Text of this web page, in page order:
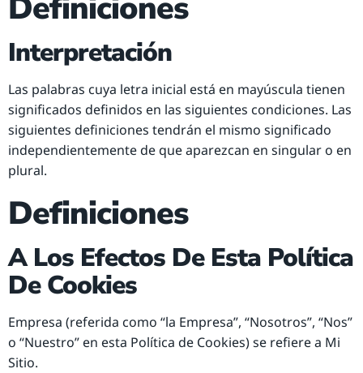
Interpretación
Las palabras cuya letra inicial está en mayúscula tienen
significados definidos en las siguientes condiciones. Las
siguientes definiciones tendrán el mismo significado
independientemente de que aparezcan en singular o en
plural.
Definiciones
A Los Efectos De Esta Política
De Cookies
Empresa (referida como “la Empresa”, “Nosotros”, “Nos”
o “Nuestro” en esta Política de Cookies) se refiere a Mi
Sitio.